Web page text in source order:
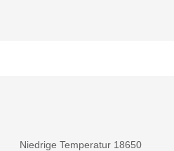
Niedrige Temperatur 18650